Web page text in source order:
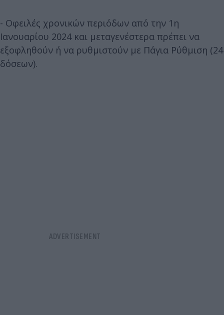
- Οφειλές χρονικών περιόδων από την 1η
Ιανουαρίου 2024 και μεταγενέστερα πρέπει να
εξοφληθούν ή να ρυθμιστούν με Πάγια Ρύθμιση (24
δόσεων).